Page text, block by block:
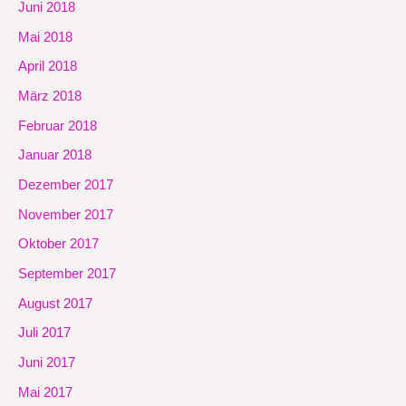
Juni 2018
Mai 2018
April 2018
März 2018
Februar 2018
Januar 2018
Dezember 2017
November 2017
Oktober 2017
September 2017
August 2017
Juli 2017
Juni 2017
Mai 2017